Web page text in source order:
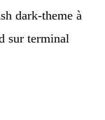
dark-theme à
sur terminal